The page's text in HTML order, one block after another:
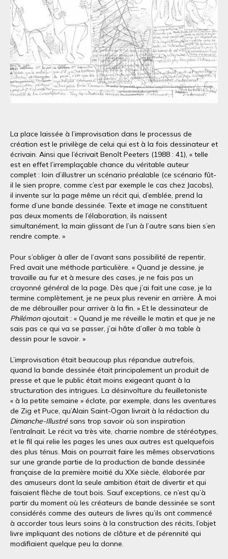
La place laissée à l’improvisation dans le processus de
création est le privilège de celui qui est à la fois dessinateur et
écrivain. Ainsi que l’écrivait Benoît Peeters (1988 : 41), « telle
est en effet l’irremplaçable chance du véritable auteur
complet : loin d’illustrer un scénario préalable (ce scénario fût-
il le sien propre, comme c’est par exemple le cas chez Jacobs),
il invente sur la page même un récit qui, d’emblée, prend la
forme d’une bande dessinée. Texte et image ne constituent
pas deux moments de l’élaboration, ils naissent
simultanément, la main glissant de l’un à l’autre sans bien s’en
rendre compte. »
Pour s’obliger à aller de l’avant sans possibilité de repentir,
Fred avait une méthode particulière. « Quand je dessine, je
travaille au fur et à mesure des cases, je ne fais pas un
crayonné général de la page. Dès que j’ai fait une case, je la
termine complètement, je ne peux plus revenir en arrière. À moi
de me débrouiller pour arriver à la fin. » Et le dessinateur de
Philémonajoutait : « Quand je me réveille le matin et que je ne
sais pas ce qui va se passer, j’ai hâte d’aller à ma table à
dessin pour le savoir. »
L’improvisation était beaucoup plus répandue autrefois,
quand la bande dessinée était principalement un produit de
presse et que le public était moins exigeant quant à la
structuration des intrigues. La désinvolture du feuilletoniste
« à la petite semaine » éclate, par exemple, dans les aventures
de Zig et Puce, qu’Alain Saint-Ogan livrait à la rédaction du
Dimanche-Illustrésans trop savoir où son inspiration
l’entraînait. Le récit va très vite, charrie nombre de stéréotypes,
et le fil qui relie les pages les unes aux autres est quelquefois
des plus ténus. Mais on pourrait faire les mêmes observations
sur une grande partie de la production de bande dessinée
française de la première moitié du XXe siècle, élaborée par
des amuseurs dont la seule ambition était de divertir et qui
faisaient flèche de tout bois. Sauf exceptions, ce n’est qu’à
partir du moment où les créateurs de bande dessinée se sont
considérés comme des auteurs de livres qu’ils ont commencé
à accorder tous leurs soins à la construction des récits, l’objet
livre impliquant des notions de clôture et de pérennité qui
modifiaient quelque peu la donne.